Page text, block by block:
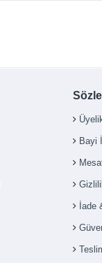
Bayi
İade